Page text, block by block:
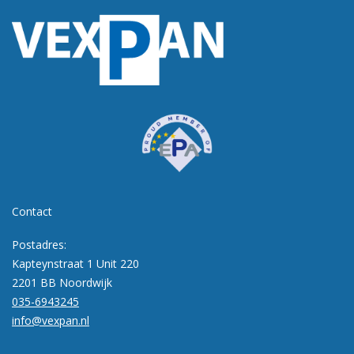
Contact
Postadres:
Kapteynstraat 1 Unit 220
2201 BB Noordwijk
035-6943245
info@vexpan.nl